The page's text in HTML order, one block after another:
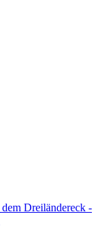
Dreiländereck -